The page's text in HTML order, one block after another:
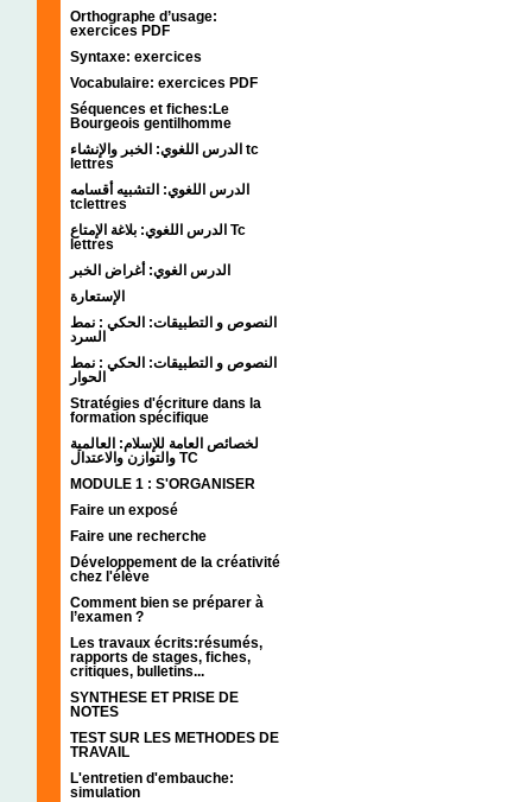
Orthographe d’usage:
exercices PDF
Syntaxe: exercices
Vocabulaire: exercices PDF
Séquences et fiches:Le
Bourgeois gentilhomme
الدرس اللغوي: الخبر والإنشاء tc
lettres
الدرس اللغوي: التشبيه أقسامه
tclettres
الدرس اللغوي: بلاغة الإمتاع Tc
lettres
الدرس الغوي: أغراض الخبر
الإستعارة
النصوص و التطبيقات: الحكي : نمط
السرد
النصوص و التطبيقات: الحكي : نمط
الحوار
Stratégies d'écriture dans la
formation spécifique
لخصائص العامة للإسلام: العالمية
والتوازن والاعتدال TC
MODULE 1 : S'ORGANISER
Faire un exposé
Faire une recherche
Développement de la créativité
chez l'élève
Comment bien se préparer à
l’examen ?
Les travaux écrits:résumés,
rapports de stages, fiches,
critiques, bulletins...
SYNTHESE ET PRISE DE
NOTES
TEST SUR LES METHODES DE
TRAVAIL
L'entretien d'embauche:
simulation